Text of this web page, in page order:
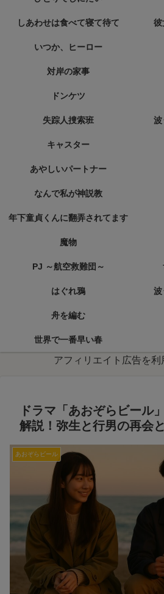
しあわせは食べて寝て待て 彼
いつか、ヒーロー
対岸の家事
ドンケツ
失踪人捜索班 波
キャスター
あやしいパートナー
なんで私が神説教
年下童貞くんに翻弄されてます
魔物
PJ ～航空救難団～
はぐれ鴉 波
舟を編む
世界で一番早い春
アフィリエイト広告を利
ドラマ「あおぞらビール
解説！弥生と行男の再会
あおぞらビール